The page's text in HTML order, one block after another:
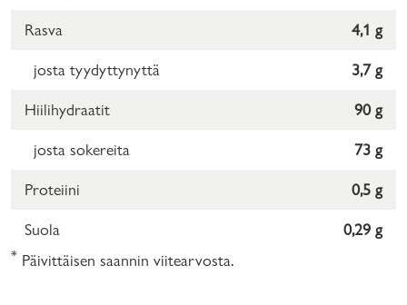
Rasva 4,1 g
josta tyydyttynyttä 3,7 g
Hiilihydraatit 90 g
josta sokereita 73 g
Proteiini 0,5 g
Suola 0,29 g
* Päivittäisen saannin viitearvosta.